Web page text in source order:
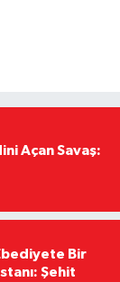
Açan Savaş:
Bir
Şehit